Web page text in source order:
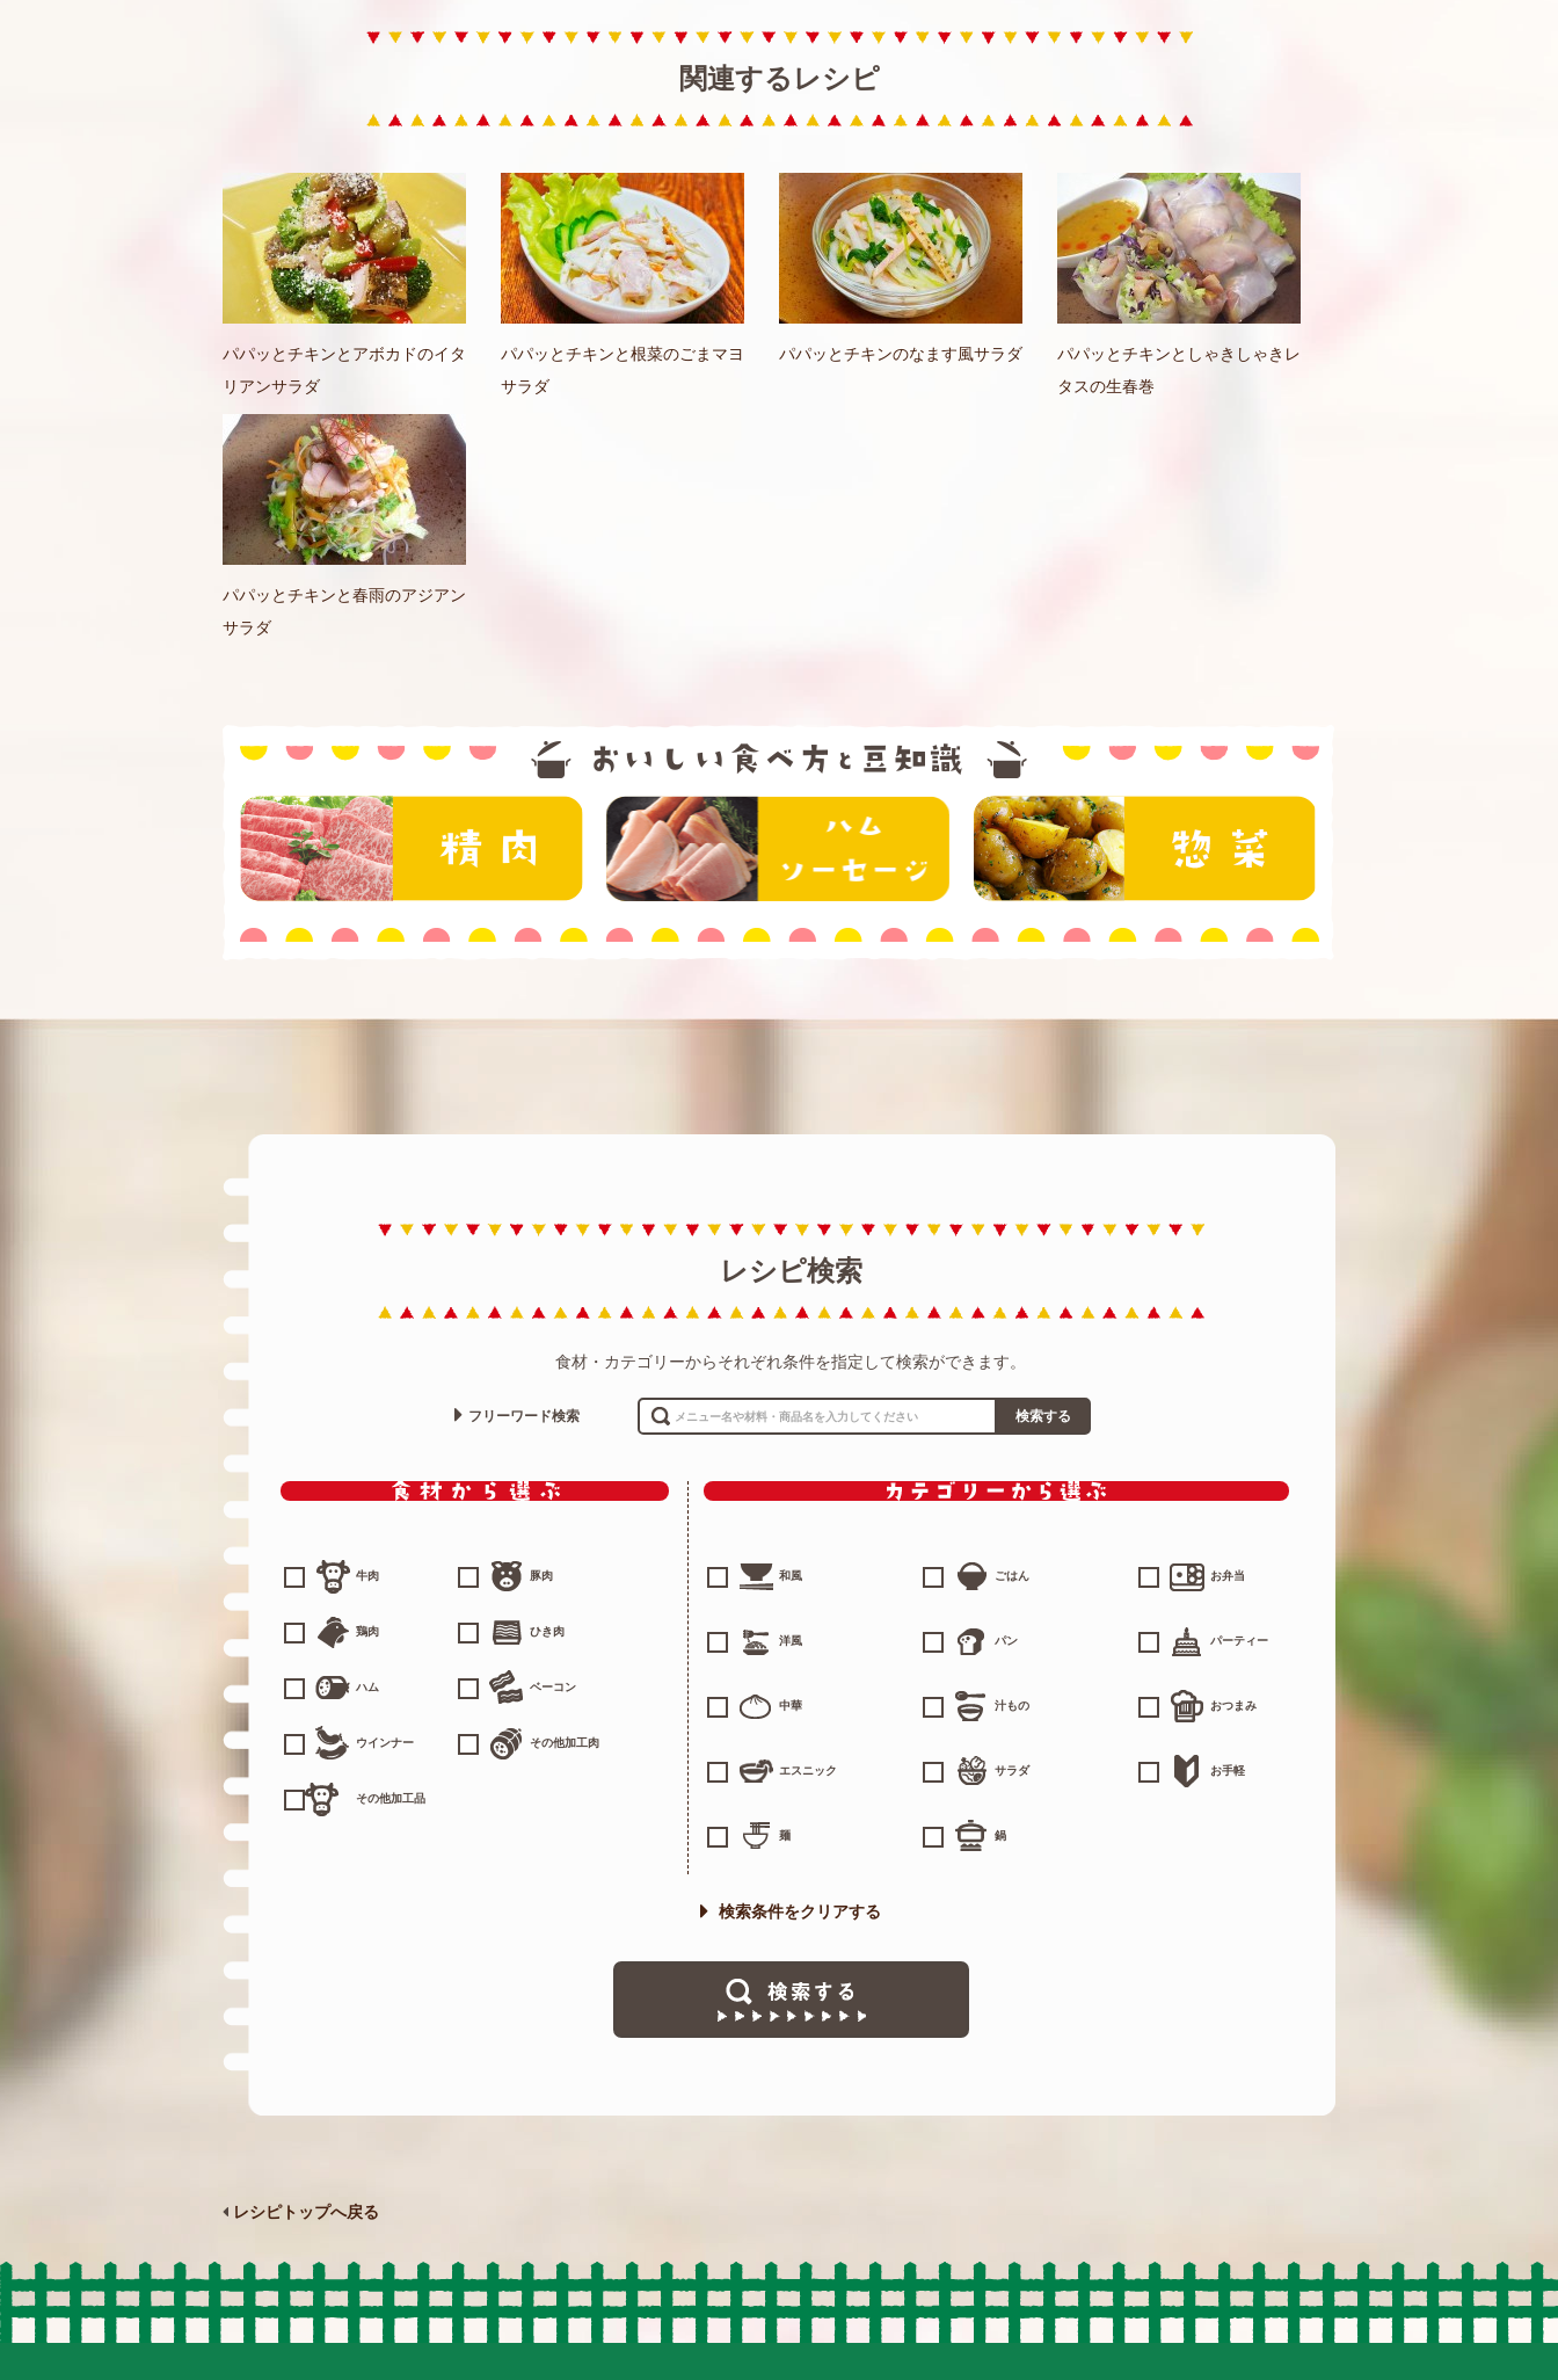
関連するレシピ
パパッとチキンとアボカドのイタ
リアンサラダ
パパッとチキンと根菜のごまマヨ
サラダ
パパッとチキンのなます風サラダ
パパッとチキンとしゃきしゃきレ
タスの生春巻
パパッとチキンと春雨のアジアン
サラダ
精肉 ハム・ソーセージ
レシピ検索
食材・カテゴリーからそれぞれ条件を指定して検索ができます。
フリーワード検索 検索する
牛肉 豚肉
鶏肉 ひき肉
ハム ベーコン
ウインナー その他加工肉
その他加工品
和風
洋風
中華
エスニック
麺
ごはん
パン
汁もの
サラダ
鍋
お弁当
パーティー
おつまみ
お手軽
検索条件をクリアする
レシピトップへ戻る